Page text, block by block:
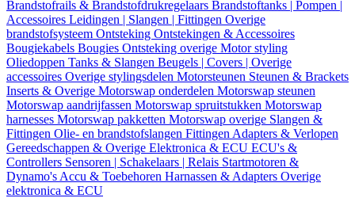
Brandstofrails & Brandstofdrukregelaars Brandstoftanks | Pompen |
Accessoires Leidingen | Slangen | Fittingen Overige
brandstofsysteem Ontsteking Ontstekingen & Accessoires
Bougiekabels Bougies Ontsteking overige Motor styling
Oliedoppen Tanks & Slangen Beugels | Covers | Overige
accessoires Overige stylingsdelen Motorsteunen Steunen & Brackets
Inserts & Overige Motorswap onderdelen Motorswap steunen
Motorswap aandrijfassen Motorswap spruitstukken Motorswap
harnesses Motorswap pakketten Motorswap overige Slangen &
Fittingen Olie- en brandstofslangen Fittingen Adapters & Verlopen
Gereedschappen & Overige Elektronica & ECU ECU's &
Controllers Sensoren | Schakelaars | Relais Startmotoren &
Dynamo's Accu & Toebehoren Harnassen & Adapters Overige
elektronica & ECU